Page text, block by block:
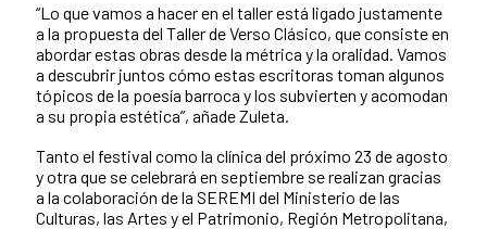
“Lo que vamos a hacer en el taller está ligado justamente
a la propuesta del Taller de Verso Clásico, que consiste en
abordar estas obras desde la métrica y la oralidad. Vamos
a descubrir juntos cómo estas escritoras toman algunos
tópicos de la poesía barroca y los subvierten y acomodan
a su propia estética”, añade Zuleta.
Tanto el festival como la clínica del próximo 23 de agosto
y otra que se celebrará en septiembre se realizan gracias
a la colaboración de la SEREMI del Ministerio de las
Culturas, las Artes y el Patrimonio, Región Metropolitana,